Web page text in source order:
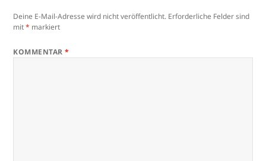
Deine E-Mail-Adresse wird nicht veröffentlicht. Erforderliche Felder sind
mit* markiert
KOMMENTAR*